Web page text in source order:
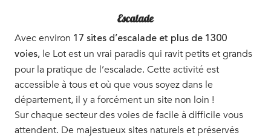
Escalade
Avec environ 17 sites d’escalade et plus de 1300
voies, le Lot est un vrai paradis qui ravit petits et grands
pour la pratique de l’escalade. Cette activité est
accessible à tous et où que vous soyez dans le
département, il y a forcément un site non loin !
Sur chaque secteur des voies de facile à difficile vous
attendent. De majestueux sites naturels et préservés